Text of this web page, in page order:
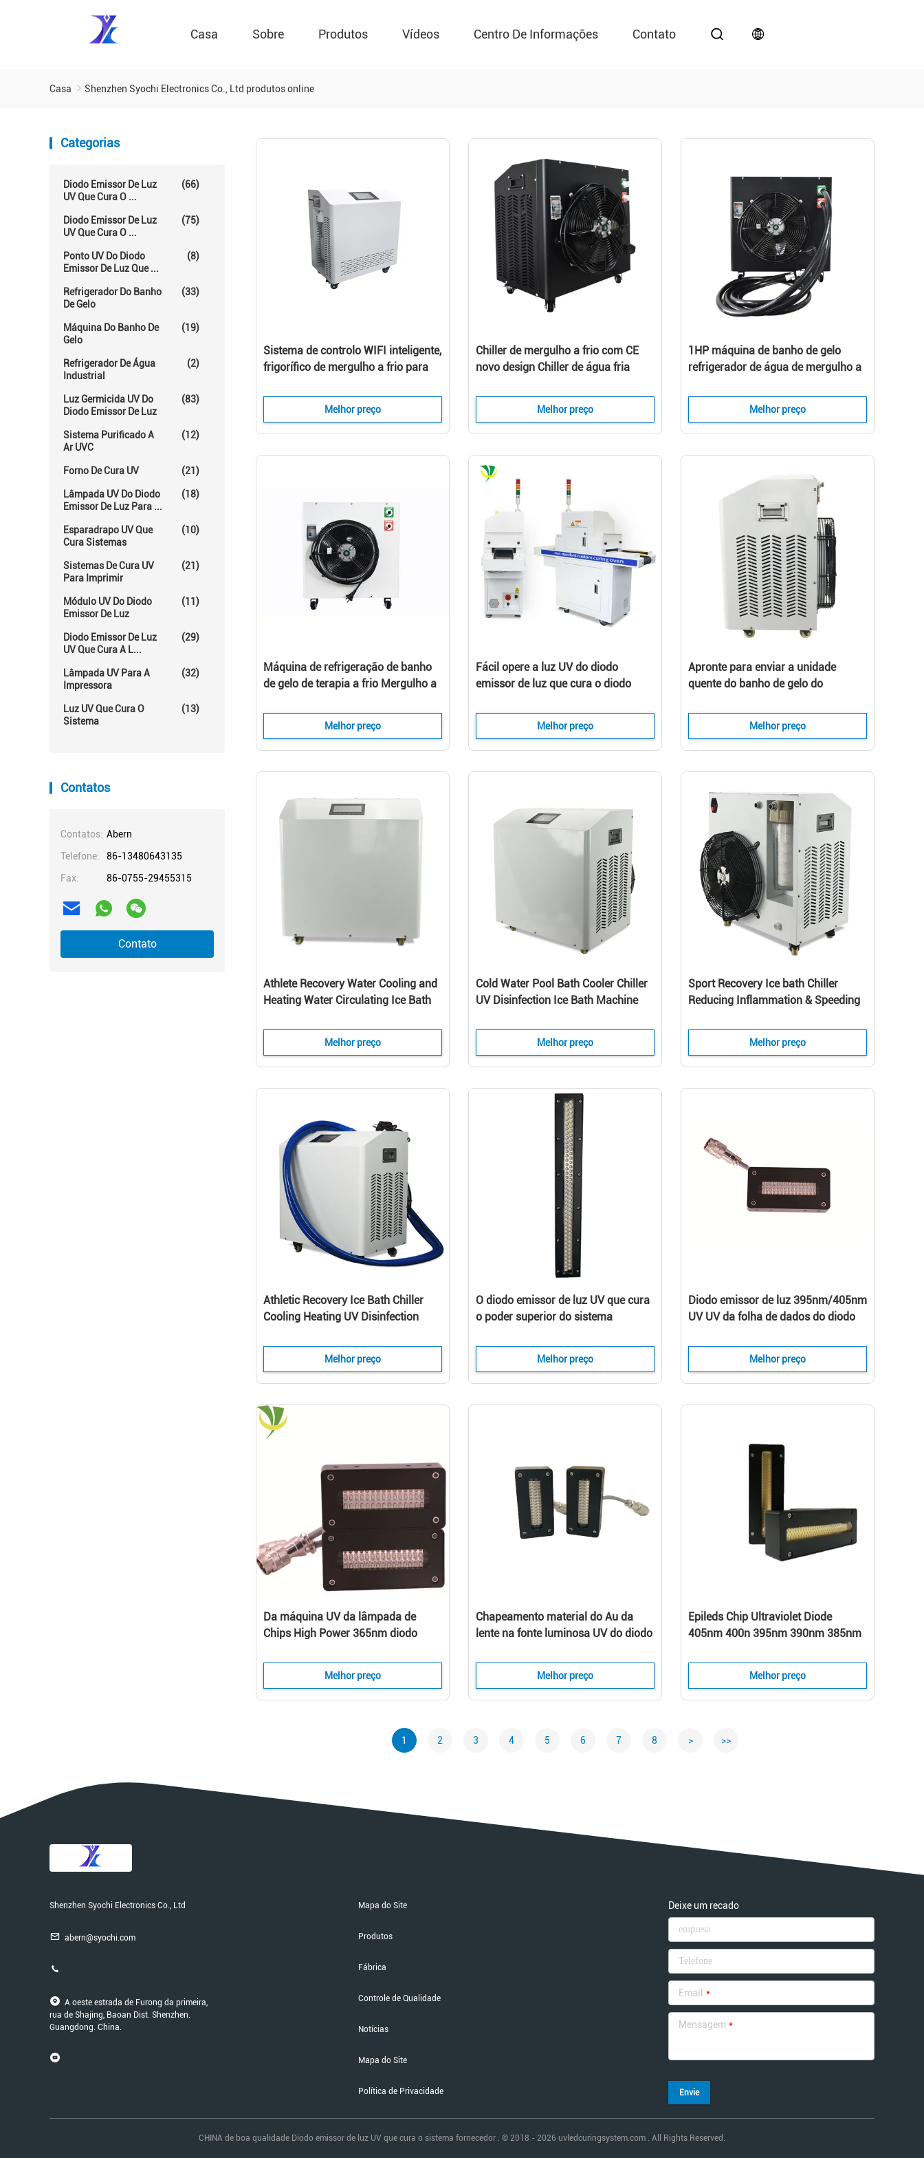
Casa Sobre Produtos Vídeos Centro De Informações Contato
Casa Shenzhen Syochi Electronics Co., Ltd produtos online
Categorias
Diodo Emissor De Luz
UV Que Cura O ...
(66)
Diodo Emissor De Luz
UV Que Cura O ...
(75)
Ponto UV Do Diodo
Emissor De Luz Que ...
(8)
Refrigerador Do Banho
De Gelo
(33)
Máquina Do Banho De
Gelo
(19)
Refrigerador De Água
Industrial
(2)
Luz Germicida UV Do
Diodo Emissor De Luz
(83)
Sistema Purificado A
Ar UVC
(12)
Forno De Cura UV (21)
Lâmpada UV Do Diodo
Emissor De Luz Para ...
(18)
Esparadrapo UV Que
Cura Sistemas
(10)
Sistemas De Cura UV
Para Imprimir
(21)
Módulo UV Do Diodo
Emissor De Luz
(11)
Diodo Emissor De Luz
UV Que Cura A L...
(29)
Lâmpada UV Para A
Impressora
(32)
Luz UV Que Cura O
Sistema
(13)
Contatos
Contatos: Abern
Telefone:
86-13480643135
Fax:
86-0755-29455315
Contato
Sistema de controlo WIFI inteligente,
frigorífico de mergulho a frio para
para banho de gelo, 1 cv
Melhor preço
Chiller de mergulho a frio com CE
novo design Chiller de água fria
Melhor preço
1HP máquina de banho de gelo
refrigerador de água de mergulho a
refrigerador de água de banho de
Melhor preço
Máquina de refrigeração de banho
de gelo de terapia a frio Mergulho a
Melhor preço
Fácil opere a luz UV do diodo
emissor de luz que cura o diodo
da máquina que cura o secador da
Melhor preço
Apronte para enviar a unidade
quente do banho de gelo do
a inflamação e acelerá-la atlética
Melhor preço
Athlete Recovery Water Cooling and
Heating Water Circulating Ice Bath
Melhor preço
Cold Water Pool Bath Cooler Chiller
UV Disinfection Ice Bath Machine
Melhor preço
Sport Recovery Ice bath Chiller
Reducing Inflammation & Speeding
Melhor preço
Athletic Recovery Ice Bath Chiller
Cooling Heating UV Disinfection
Melhor preço
O diodo emissor de luz UV que cura
o poder superior do sistema
conduzido uv da disposição 385nm
Melhor preço
Diodo emissor de luz 395nm/405nm
UV UV da folha de dados do diodo
diodo emissor de luz do poder
superior que cura a lâmpada
Melhor preço
Da máquina UV da lâmpada de
Chips High Power 365nm diodo
que cura o sistema para a
impressora UV
Melhor preço
Chapeamento material do Au da
lente na fonte luminosa UV do diodo
SMD da carcaça 3W 365nm do Cu
para curar-se
Melhor preço
Epileds Chip Ultraviolet Diode
405nm 400n 395nm 390nm 385nm
20W UV LED 365nm COB
Melhor preço
1 2 3 4 5 6 7 8 > >>
Shenzhen Syochi Electronics Co., Ltd
abern@syochi.com
A oeste estrada de Furong da primeira,
rua de Shajing, Baoan Dist. Shenzhen.
Guangdong. China.
Mapa do Site
Produtos
Fábrica
Controle de Qualidade
Notícias
Mapa do Site
Política de Privacidade
Deixe um recado
Email *
Mensagem *
Envie
CHINA de boa qualidade Diodo emissor de luz UV que cura o sistema fornecedor . © 2018 - 2026 uvledcuringsystem.com . All Rights Reserved.